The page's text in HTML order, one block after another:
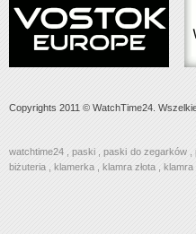
Copyrights 2011 © WatchTime24.
watchtime24 ,paski ,paski do zegarków,
biżuteria
klamerka klamra złota klamra